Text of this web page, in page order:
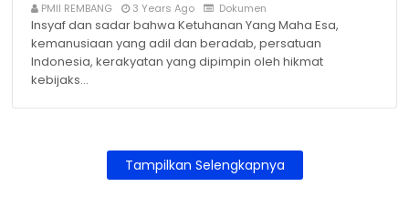
PMII REMBANG 3 Years Ago Dokumen
Insyaf dan sadar bahwa Ketuhanan Yang Maha Esa,
kemanusiaan yang adil dan beradab, persatuan
Indonesia, kerakyatan yang dipimpin oleh hikmat
kebijaks…
Tampilkan Selengkapnya